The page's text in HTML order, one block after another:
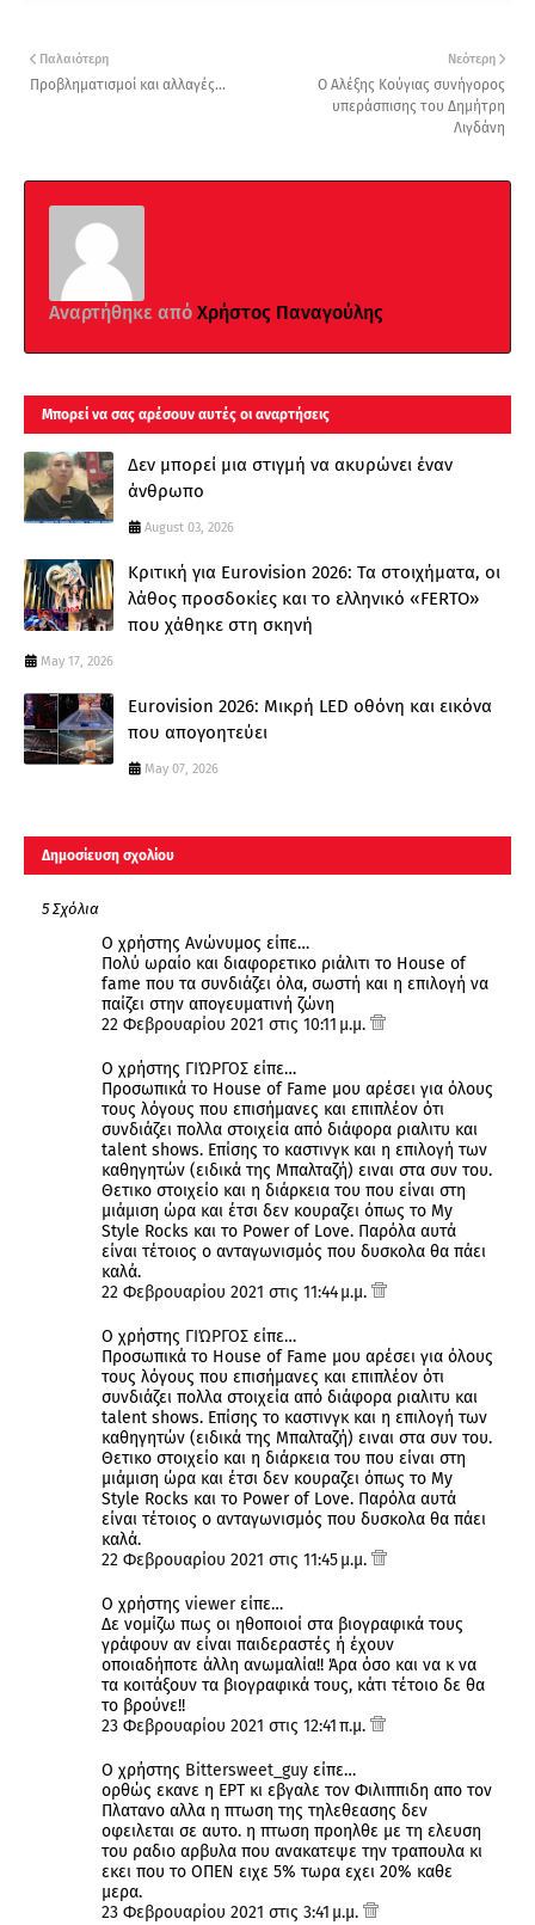
Νεότερη
Ο Αλέξης Κούγιας συνήγορος
υπεράσπισης του Δημήτρη
Λιγδάνη
Παλαιότερη
Προβληματισμοί και αλλαγές...
Αναρτήθηκε από Χρήστος Παναγούλης
Μπορεί να σας αρέσουν αυτές οι αναρτήσεις
Δεν μπορεί μια στιγμή να ακυρώνει έναν
άνθρωπο
August 03, 2026
Κριτική για Eurovision 2026: Τα στοιχήματα, οι
λάθος προσδοκίες και το ελληνικό «FERTO»
που χάθηκε στη σκηνή
May 17, 2026
Eurovision 2026: Μικρή LED οθόνη και εικόνα
που απογοητεύει
May 07, 2026
Δημοσίευση σχολίου
5 Σχόλια
Ο χρήστης Ανώνυμος είπε…
Πολύ ωραίο και διαφορετικο ριάλιτι το House of
fame που τα συνδιάζει όλα, σωστή και η επιλογή να
παίζει στην απογευματινή ζώνη
22 Φεβρουαρίου 2021 στις 10:11 μ.μ.
Ο χρήστης ΓΙΏΡΓΟΣ είπε…
Προσωπικά το House of Fame μου αρέσει για όλους
τους λόγους που επισήμανες και επιπλέον ότι
συνδιάζει πολλα στοιχεία από διάφορα ριαλιτυ και
talent shows. Επίσης το καστινγκ και η επιλογή των
καθηγητών (ειδικά της Μπαλταζή) ειναι στα συν του.
Θετικο στοιχείο και η διάρκεια του που είναι στη
μιάμιση ώρα και έτσι δεν κουραζει όπως το My
Style Rocks και το Power of Love. Παρόλα αυτά
είναι τέτοιος ο ανταγωνισμός που δυσκολα θα πάει
καλά.
22 Φεβρουαρίου 2021 στις 11:44 μ.μ.
Ο χρήστης ΓΙΏΡΓΟΣ είπε…
Προσωπικά το House of Fame μου αρέσει για όλους
τους λόγους που επισήμανες και επιπλέον ότι
συνδιάζει πολλα στοιχεία από διάφορα ριαλιτυ και
talent shows. Επίσης το καστινγκ και η επιλογή των
καθηγητών (ειδικά της Μπαλταζή) ειναι στα συν του.
Θετικο στοιχείο και η διάρκεια του που είναι στη
μιάμιση ώρα και έτσι δεν κουραζει όπως το My
Style Rocks και το Power of Love. Παρόλα αυτά
είναι τέτοιος ο ανταγωνισμός που δυσκολα θα πάει
καλά.
22 Φεβρουαρίου 2021 στις 11:45 μ.μ.
Ο χρήστης viewerείπε…
Δε νομίζω πως οι ηθοποιοί στα βιογραφικά τους
γράφουν αν είναι παιδεραστές ή έχουν
οποιαδήποτε άλλη ανωμαλία!! Άρα όσο και να κ να
τα κοιτάξουν τα βιογραφικά τους, κάτι τέτοιο δε θα
το βρούνε!!
23 Φεβρουαρίου 2021 στις 12:41 π.μ.
Ο χρήστης Bittersweet_guy είπε…
ορθώς εκανε η ΕΡΤ κι εβγαλε τον Φιλιππιδη απο τον
Πλατανο αλλα η πτωση της τηλεθεασης δεν
οφειλεται σε αυτο. η πτωση προηλθε με τη ελευση
του ραδιο αρβυλα που ανακατεψε την τραπουλα κι
εκει που το ΟΠΕΝ ειχε 5% τωρα εχει 20% καθε
μερα.
23 Φεβρουαρίου 2021 στις 3:41 μ.μ.